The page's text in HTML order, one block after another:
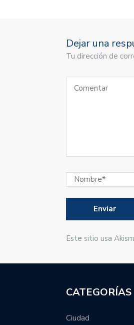
Dejar una
Tu dirección de
Este sitio usa
CATEGORÍAS
Ciudad